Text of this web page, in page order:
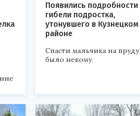
Появились подробности
гибели подростка,
утонувшего в Кузнецком
районе
Спасти мальчика на пруду
было некому.